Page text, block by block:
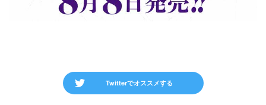
Twitterでオススメする